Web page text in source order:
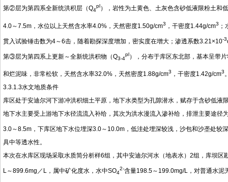
第②层为第四系全新统洪积层（Q4
pl），岩性为土黄色、土灰色含砂低液限粉土和
4.0～7.5m，水位以上天然含水率4.0%，天然密度1.50g/cm3 ，干密度1.44g/cm3
贯入试验锤击数为4～6击，随着勘探深度增加，密实度在增大；渗透系数3.21×10-3
第③层为第四系上更新～全新统洪积物（Q3-4
pl），分布于库区东北部，基本呈带
和烂泥味，非常松软，天然含水率32.0%，天然密度1.88g/cm3 ，干密度1.42g/cm3
3.3.1.3水文地质条件
库区处于安迪尔河下游冲洪积细土平原，地下水类型为孔隙潜水，赋存于含砂低液
地下水主要受上游地下水径流流入补给，其次为洪水漫流入渗补给，排泄主要途
3.0～8.5m，下库区地下水位埋深3.0～10.0m，低洼处埋深较浅，沙包和沙垄处较
具中等透水性。
本次在水库区现场采取水质简分析样6组，其中安迪尔河水（地表水）2组，库坝
L～899.6mg／L，属中矿化度水，水中SO4
2-含量198.5～199.0mg/L，对普通水泥